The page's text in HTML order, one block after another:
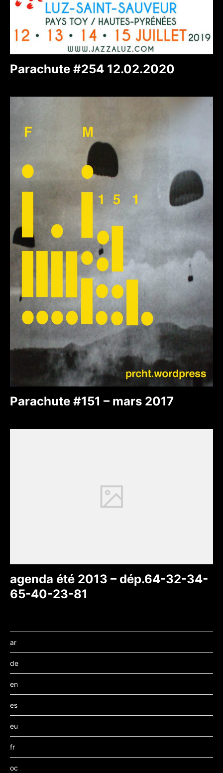
Parachute #254 12.02.2020
Parachute #151 – mars 2017
agenda été 2013 – dép.64-32-34-
65-40-23-81
ar
de
en
es
eu
fr
oc